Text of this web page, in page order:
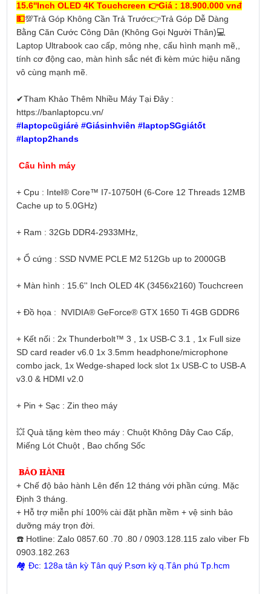
15.6''Inch OLED 4K Touchcreen 👉Giá : 18.900.000 vnđ
💵💯Trả Góp Không Cần Trả Trước👉Trả Góp Dễ Dàng
Bằng Căn Cước Công Dân (Không Gọi Người Thân)💻
Laptop Ultrabook cao cấp, mỏng nhẹ, cấu hình mạnh mẽ,,
tính cơ động cao, màn hình sắc nét đi kèm mức hiệu năng
vô cùng mạnh mẽ.
✔Tham Khảo Thêm Nhiều Máy Tại Đây :
https://banlaptopcu.vn/
#laptopcũgiárẻ #Giásinhviên #laptopSGgiátốt
#laptop2hands
Cấu hình máy
+ Cpu : Intel® Core™ I7-10750H (6-Core 12 Threads 12MB
Cache up to 5.0GHz)
+ Ram : 32Gb DDR4-2933MHz,
+ Ổ cứng : SSD NVME PCLE M2 512Gb up to 2000GB
+ Màn hình : 15.6'' Inch OLED 4K (3456x2160) Touchcreen
+ Đồ họa : NVIDIA® GeForce® GTX 1650 Ti 4GB GDDR6
+ Kết nối : 2x Thunderbolt™ 3 , 1x USB-C 3.1 , 1x Full size
SD card reader v6.0 1x 3.5mm headphone/microphone
combo jack, 1x Wedge-shaped lock slot 1x USB-C to USB-A
v3.0 & HDMI v2.0
+ Pin + Sạc : Zin theo máy
💥 Quà tặng kèm theo máy : Chuột Không Dây Cao Cấp,
Miếng Lót Chuột , Bao chống Sốc
𝐁Ả𝐎 𝐇À𝐍𝐇
+ Chế độ bảo hành Lên đến 12 tháng với phần cứng. Mặc
Định 3 tháng.
+ Hỗ trợ miễn phí 100% cài đặt phần mềm + vệ sinh bảo
dưỡng máy trọn đời.
☎️ Hotline: Zalo 0857.60 .70 .80 / 0903.128.115 zalo viber Fb
0903.182.263
🏘 Đc: 128a tân kỳ Tân quý P.sơn kỳ q.Tân phú Tp.hcm